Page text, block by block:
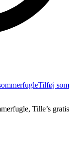
Tilføj som
Tille’s gratis